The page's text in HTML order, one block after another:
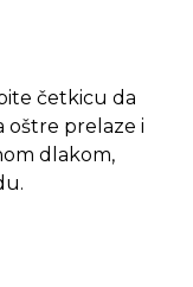
četkicu da
oštre prelaze i
dlakom,